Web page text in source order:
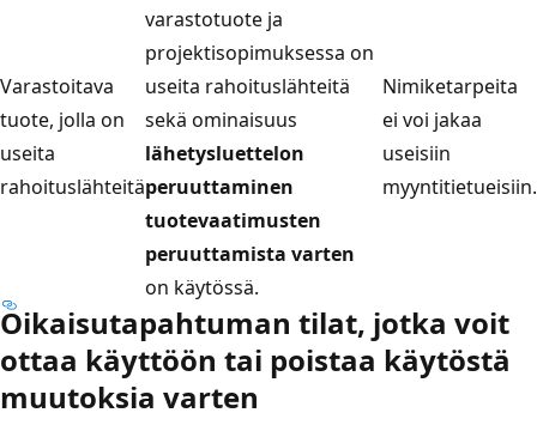
Varastoitava
tuote, jolla on
useita
rahoituslähteitä
varastotuote ja
projektisopimuksessa on
useita rahoituslähteitä
sekä ominaisuus
lähetysluettelon
peruuttaminen
tuotevaatimusten
peruuttamista varten
on käytössä.
Nimiketarpeita
ei voi jakaa
useisiin
myyntitietueisiin.
Oikaisutapahtuman tilat, jotka voit
ottaa käyttöön tai poistaa käytöstä
muutoksia varten